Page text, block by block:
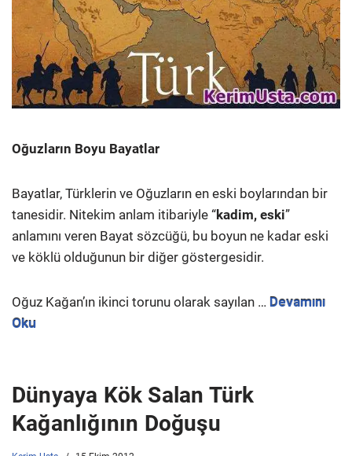
Oğuzların Boyu Bayatlar
Bayatlar, Türklerin ve Oğuzların en eski boylarından bir
tanesidir. Nitekim anlam itibariyle “kadim, eski”
anlamını veren Bayat sözcüğü, bu boyun ne kadar eski
ve köklü olduğunun bir diğer göstergesidir.
Oğuz Kağan’ın ikinci torunu olarak sayılan … Devamını
Oku
Dünyaya Kök Salan Türk
Kağanlığının Doğuşu